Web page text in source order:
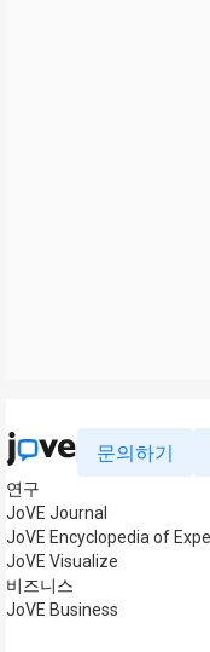
문의하기
연구
JoVE Journal
JoVE Encyclopedia of
JoVE Visualize
비즈니스
JoVE Business